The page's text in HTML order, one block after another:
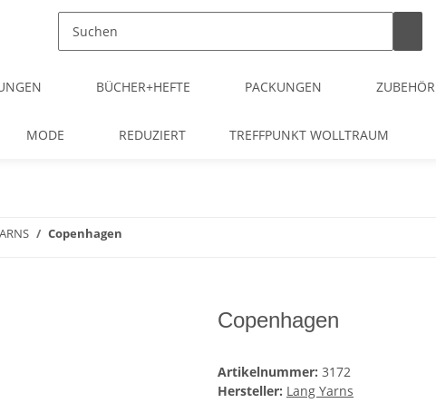
BÜCHER+HEFTE PACKUNGEN ZUBEHÖR
MODE REDUZIERT TREFFPUNKT WOLLTRAUM
Copenhagen
Copenhagen
Artikelnummer: 3172
Hersteller: Lang Yarns